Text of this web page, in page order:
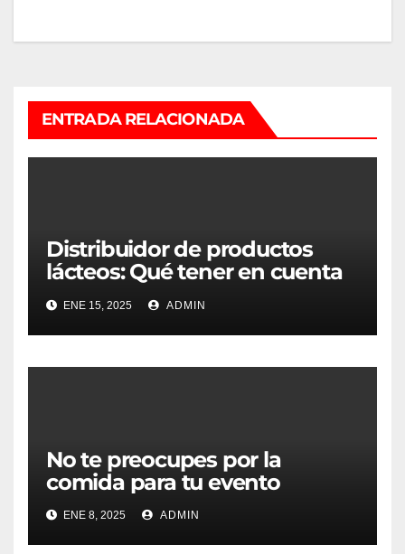
entradas
ENTRADA RELACIONADA
Distribuidor de productos
lácteos: Qué tener en cuenta
para escoger el mejor
ENE 15, 2025 ADMIN
No te preocupes por la
comida para tu evento
ENE 8, 2025 ADMIN